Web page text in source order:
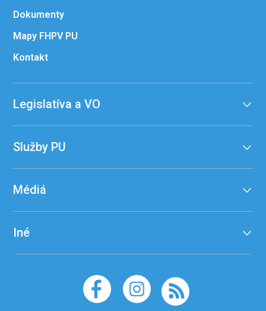
Dokumenty
Mapy FHPV PU
Kontakt
Legislatíva a VO
Služby PU
Médiá
Iné